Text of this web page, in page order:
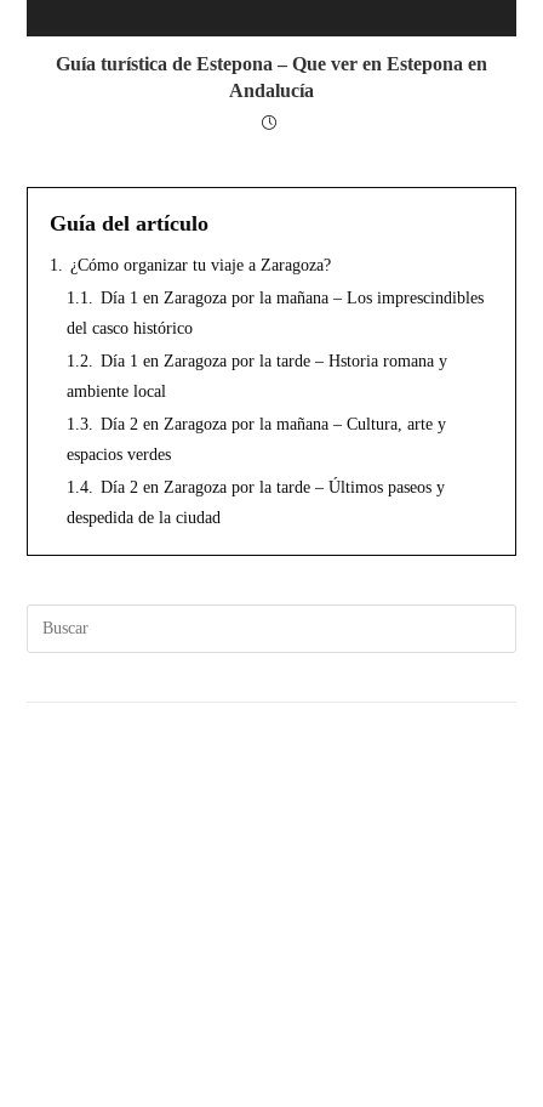
Guía turística de Estepona – Que ver en Estepona en
Andalucía
Guía del artículo
1.
¿Cómo organizar tu viaje a Zaragoza?
1.1.
Día 1 en Zaragoza por la mañana – Los imprescindibles
del casco histórico
1.2.
Día 1 en Zaragoza por la tarde – Hstoria romana y
ambiente local
1.3.
Día 2 en Zaragoza por la mañana – Cultura, arte y
espacios verdes
1.4.
Día 2 en Zaragoza por la tarde – Últimos paseos y
despedida de la ciudad